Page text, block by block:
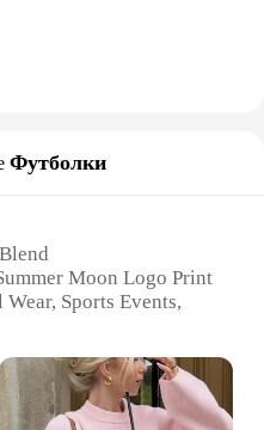
Футболки
Moon Logo Print
Wear, Sports Events,
Breathable, Quick-Dry
in Sets for Bulk